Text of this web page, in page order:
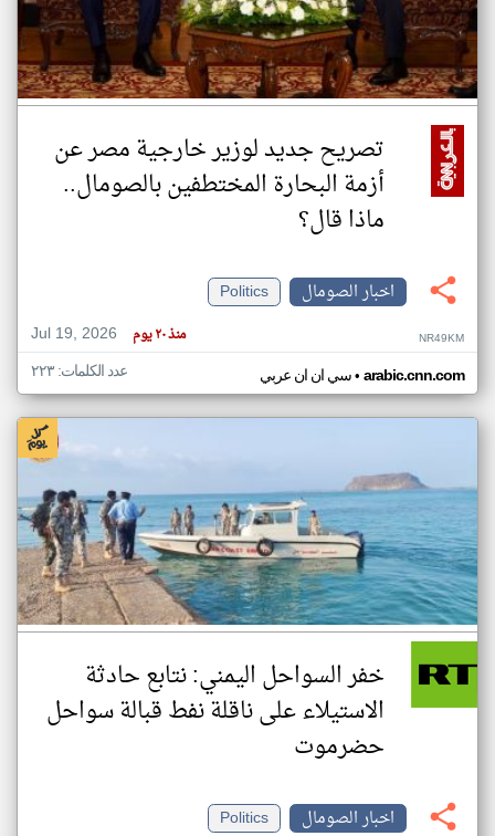
تصريح جديد لوزير خارجية مصر عن
أزمة البحارة المختطفين بالصومال..
ماذا قال؟
اخبار الصومال
Politics
Jul 19, 2026
منذ ٢٠ يوم NR49KM
سي ان ان عربي• arabic.cnn.com عدد الكلمات: ٢٢٣
خفر السواحل اليمني: نتابع حادثة
الاستيلاء على ناقلة نفط قبالة سواحل
حضرموت
اخبار الصومال
Politics